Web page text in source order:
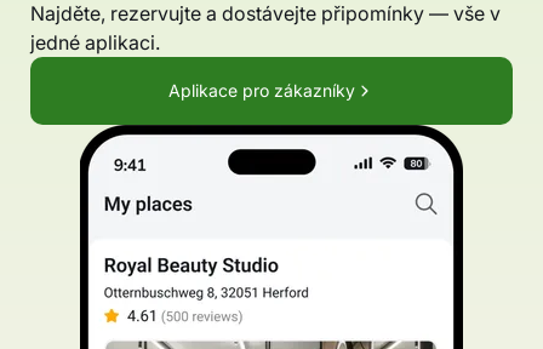
Najděte, rezervujte a dostávejte připomínky — vše v
jedné aplikaci.
Aplikace pro zákazníky